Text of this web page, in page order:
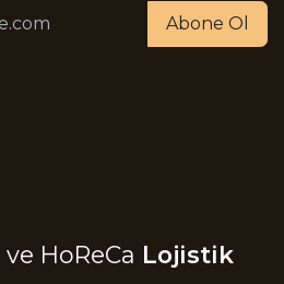
Abone Ol
ve HoReCa Lojistik